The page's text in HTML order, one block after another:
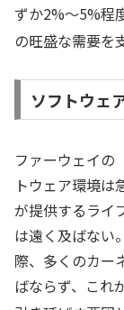
ずか2%〜5%程
の旺盛な需要を
ソフトウェ
ファーウェイの
トウェア環境は
が提供するライ
は遠く及ばない
際、多くのカー
ばならず、こ